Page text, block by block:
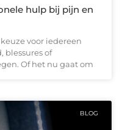
hulp bij pijn en
voor iedereen
blessures of
Of het nu gaat om
BLOG